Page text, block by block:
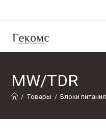
MW/TDR
/ Товары / Блоки питания